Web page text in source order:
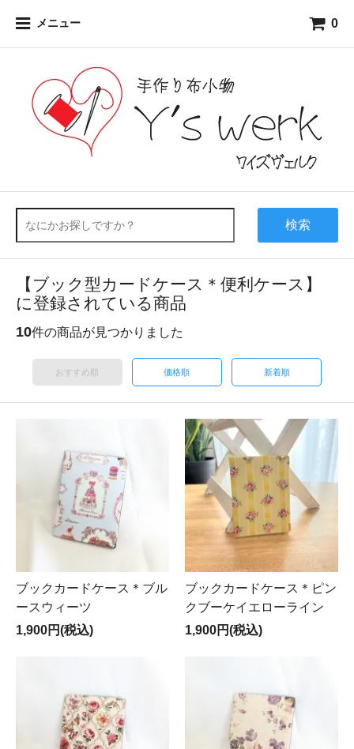
メニュー 0
検索
【ブック型カードケース＊便利ケース】
に登録されている商品
10件の商品が見つかりました
おすすめ順 価格順 新着順
ブックカードケース＊ブル
ースウィーツ
1,900円(税込)
ブックカードケース＊ピン
クブーケイエローライン
1,900円(税込)